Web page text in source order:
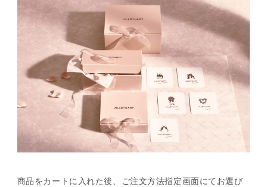
商品をカートに入れた後、
ご注文方法指定画面にてお選び